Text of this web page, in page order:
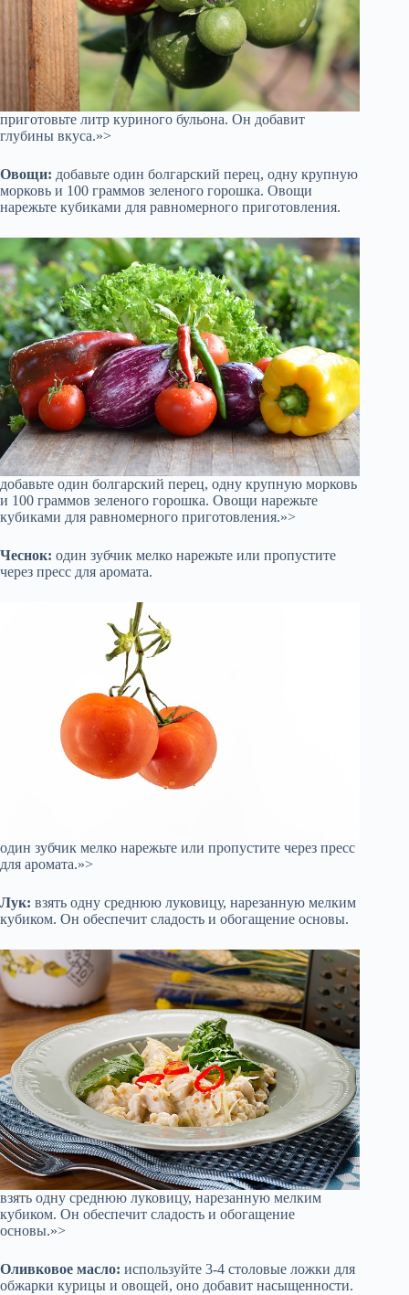
приготовьте литр куриного бульона. Он добавит
глубины вкуса.»>
Овощи: добавьте один болгарский перец, одну крупную
морковь и 100 граммов зеленого горошка. Овощи
нарежьте кубиками для равномерного приготовления.
добавьте один болгарский перец, одну крупную морковь
и 100 граммов зеленого горошка. Овощи нарежьте
кубиками для равномерного приготовления.»>
Чеснок: один зубчик мелко нарежьте или пропустите
через пресс для аромата.
один зубчик мелко нарежьте или пропустите через пресс
для аромата.»>
Лук: взять одну среднюю луковицу, нарезанную мелким
кубиком. Он обеспечит сладость и обогащение основы.
взять одну среднюю луковицу, нарезанную мелким
кубиком. Он обеспечит сладость и обогащение
основы.»>
Оливковое масло: используйте 3-4 столовые ложки для
обжарки курицы и овощей, оно добавит насыщенности.